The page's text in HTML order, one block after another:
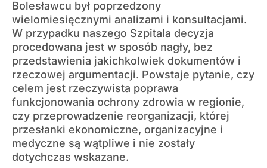
Bolesławcu był poprzedzony
wielomiesięcznymi analizami i konsultacjami.
W przypadku naszego Szpitala decyzja
procedowana jest w sposób nagły, bez
przedstawienia jakichkolwiek dokumentów i
rzeczowej argumentacji. Powstaje pytanie, czy
celem jest rzeczywista poprawa
funkcjonowania ochrony zdrowia w regionie,
czy przeprowadzenie reorganizacji, której
przesłanki ekonomiczne, organizacyjne i
medyczne są wątpliwe i nie zostały
dotychczas wskazane.